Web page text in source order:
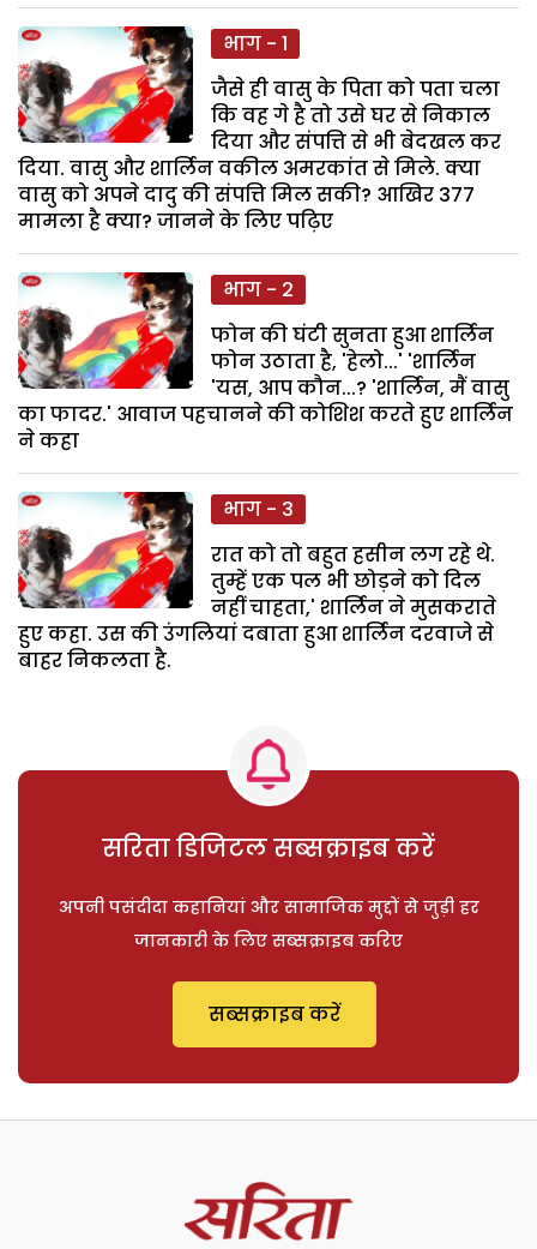
भाग - 1
जैसे ही वासु के पिता को पता चला
कि वह गे है तो उसे घर से निकाल
दिया और संपत्ति से भी बेदखल कर
दिया. वासु और शार्लिन वकील अमरकांत से मिले. क्या
वासु को अपने दादु की संपत्ति मिल सकी? आखिर 377
मामला है क्या? जानने के लिए पढ़िए
भाग - 2
फोन की घंटी सुनता हुआ शार्लिन
फोन उठाता है, 'हेलो...' 'शार्लिन
'यस, आप कौन...? 'शार्लिन, मैं वासु
का फादर.' आवाज पहचानने की कोशिश करते हुए शार्लिन
ने कहा
भाग - 3
रात को तो बहुत हसीन लग रहे थे.
तुम्हें एक पल भी छोड़ने को दिल
नहीं चाहता,' शार्लिन ने मुसकराते
हुए कहा. उस की उंगलियां दबाता हुआ शार्लिन दरवाजे से
बाहर निकलता है.
सरिता डिजिटल सब्सक्राइब करें
अपनी पसंदीदा कहानियां और सामाजिक मुद्दों से जुड़ी हर
जानकारी के लिए सब्सक्राइब करिए
सब्सक्राइब करें